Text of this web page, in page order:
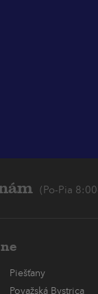
(Po-Pia
Piešťany
Považská Bystrica